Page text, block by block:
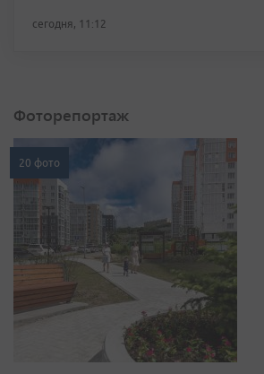
сегодня, 11:12
Фоторепортаж
20 фото